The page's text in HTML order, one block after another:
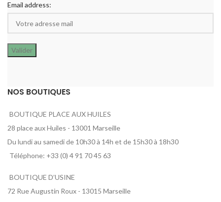
Email address:
NOS BOUTIQUES
BOUTIQUE PLACE AUX HUILES
28 place aux Huiles - 13001 Marseille
Du lundi au samedi de 10h30 à 14h et de 15h30 à 18h30
Téléphone: +33 (0) 4 91 70 45 63
BOUTIQUE D’USINE
72 Rue Augustin Roux - 13015 Marseille